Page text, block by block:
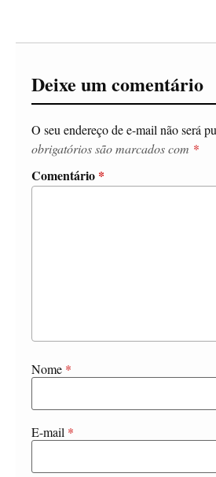
Deixe um comentário
O seu endereço de e-mail não será
obrigatórios são marcados com *
Comentário *
Nome *
E-mail *